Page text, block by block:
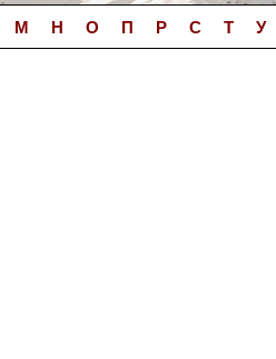
М Н О П Р С Т У